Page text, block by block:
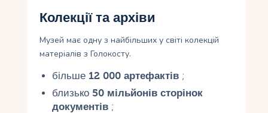
Колекції та архіви
Музей має одну з найбільших у світі колекцій
матеріалів з Голокосту.
більше 12 000 артефактів;
близько 50 мільйонів сторінок
документів;